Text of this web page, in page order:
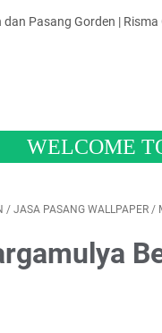
Pasang Gorden | Risma
TO
/ JASA PASANG WALLPAPER /